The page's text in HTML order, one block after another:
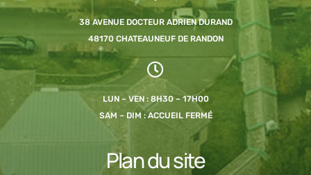
38 AVENUE DOCTEUR ADRIEN DURAND
48170 CHATEAUNEUF DE RANDON
LUN – VEN : 8H30 – 17H00
SAM – DIM : ACCUEIL FERMÉ
Plan du site